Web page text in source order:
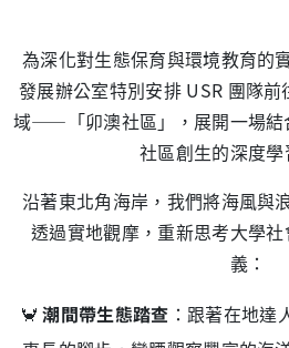
為深化對生態保育與環境教育的
發展辦公室特別安排 USR 團隊前
域——「卯澳社區」，展開一場結
社區創生的深度學
沿著東北角海岸，我們將海風與
透過實地觀摩，重新思考大學
義：
🦀潮間帶生態踏查 ：跟著在地